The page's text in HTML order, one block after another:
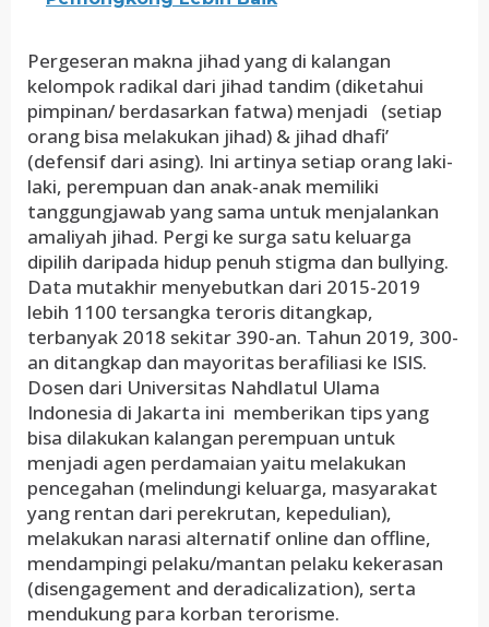
Pergeseran makna jihad yang di kalangan
kelompok radikal dari jihad tandim (diketahui
pimpinan/ berdasarkan fatwa) menjadi (setiap
orang bisa melakukan jihad) & jihad dhafi’
(defensif dari asing). Ini artinya setiap orang laki-
laki, perempuan dan anak-anak memiliki
tanggungjawab yang sama untuk menjalankan
amaliyah jihad. Pergi ke surga satu keluarga
dipilih daripada hidup penuh stigma dan bullying.
Data mutakhir menyebutkan dari 2015-2019
lebih 1100 tersangka teroris ditangkap,
terbanyak 2018 sekitar 390-an. Tahun 2019, 300-
an ditangkap dan mayoritas berafiliasi ke ISIS.
Dosen dari Universitas Nahdlatul Ulama
Indonesia di Jakarta ini memberikan tips yang
bisa dilakukan kalangan perempuan untuk
menjadi agen perdamaian yaitu melakukan
pencegahan (melindungi keluarga, masyarakat
yang rentan dari perekrutan, kepedulian),
melakukan narasi alternatif online dan offline,
mendampingi pelaku/mantan pelaku kekerasan
(disengagement and deradicalization), serta
mendukung para korban terorisme.